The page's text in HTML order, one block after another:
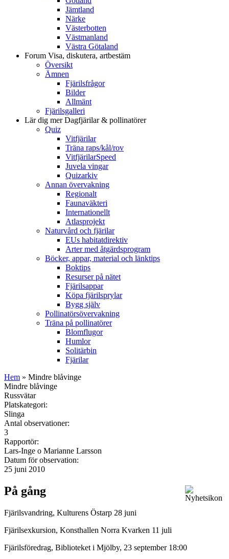
Jämtland
Närke
Västerbotten
Västmanland
Västra Götaland
Forum Visa, diskutera, artbestäm
Översikt
Ämnen
Fjärilsfrågor
Bilder
Allmänt
Fjärilsgalleri
Lär dig merDagfjärilar & pollinatörer
Quiz
Vitfjärilar
Träna raps/kål/rov
VitfjärilarSpeed
Juvela vingar
Quizarkiv
Annan övervakning
Regionalt
Faunaväkteri
Internationellt
Atlasprojekt
Naturvård och fjärilar
EUs habitatdirektiv
Arter med åtgärdsprogram
Böcker, appar, material och länktips
Boktips
Resurser på nätet
Fjärilsappar
Köpa fjärilsprylar
Bygg själv
Pollinatörsövervakning
Träna på pollinatörer
Blomflugor
Humlor
Solitärbin
Fjärilar
Hem » Mindre blåvinge
Mindre blåvinge
Russvätar
Platskategori:
Slinga
Antal observationer:
3
Rapportör:
Lars-Inge o Marianne Larsson
Datum för observation:
25 juni 2010
På gång
Fjärilsvandring, Kulturens Östarp 28 juni
Fjärilsexkursion, Konsthallen Norra Kvarken 11 juli
Fjärilsföredrag, Biblioteket i Mjölby, 23 september 18:00